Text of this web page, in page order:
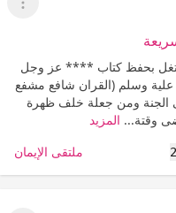
عرض
بحفظ كتاب **** عز وجل
وسلم (القران شافع مشفع
الجنة ومن جعلة خلف ظهرة
المزيد
ملتقى الإيمان